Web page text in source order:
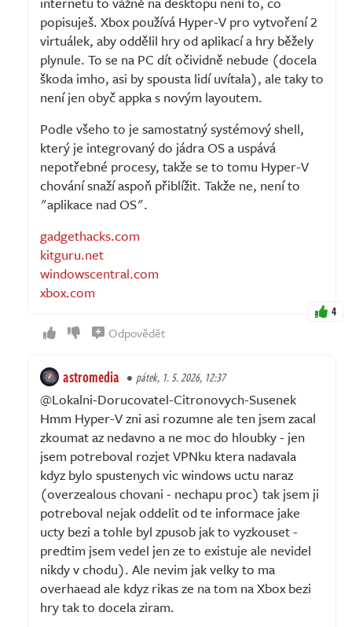
popisuješ. Xbox používá Hyper-V pro vytvoření 2
virtuálek, aby oddělil hry od aplikací a hry běžely
plynule. To se na PC dít očividně nebude (docela
škoda imho, asi by spousta lidí uvítala), ale taky to
není jen obyč appka s novým layoutem.
Podle všeho to je samostatný systémový shell,
který je integrovaný do jádra OS a uspává
nepotřebné procesy, takže se to tomu Hyper-V
chování snaží aspoň přiblížit. Takže ne, není to
"aplikace nad OS".
gadgethacks.com
kitguru.net
windowscentral.com
xbox.com
4
Odpovědět
astromedia pátek, 1. 5. 2026, 12:37
@Lokalni-Dorucovatel-Citronovych-Susenek
Hmm Hyper-V zni asi rozumne ale ten jsem zacal
zkoumat az nedavno a ne moc do hloubky - jen
jsem potreboval rozjet VPNku ktera nadavala
kdyz bylo spustenych vic windows uctu naraz
(overzealous chovani - nechapu proc) tak jsem ji
potreboval nejak oddelit od te informace jake
ucty bezi a tohle byl zpusob jak to vyzkouset -
predtim jsem vedel jen ze to existuje ale nevidel
nikdy v chodu). Ale nevim jak velky to ma
overhaead ale kdyz rikas ze na tom na Xbox bezi
hry tak to docela ziram.